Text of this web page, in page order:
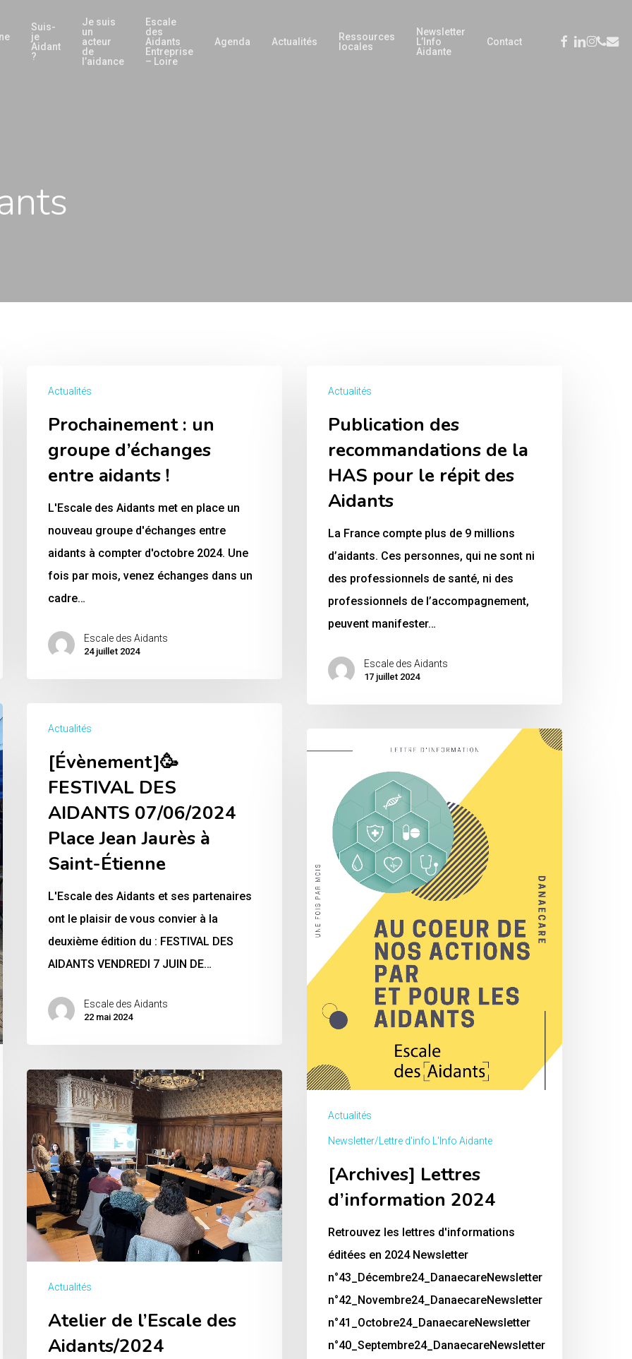
Suis-
je
Aidant
?
Je suis
un
acteur
de
l’aidance
Escale
des
Aidants
Entreprise
– Loire
Agenda Actualités
Ressources
locales
Newsletter
L’Info
Aidante
Contact facebook
linkedin
phoneemail
groupe
d’échanges
aidants
Actualités
Prochainement : un
groupe d’échanges
entre aidants !
L'Escale des Aidants met en place un
nouveau groupe d'échanges entre
aidants à compter d'octobre 2024. Une
fois par mois, venez échanges dans un
cadre…
Escale des Aidants
24 juillet 2024
recommandations
pour
répit
Aidants
Actualités
Publication des
recommandations de la
HAS pour le répit des
Aidants
La France compte plus de 9 millions
d’aidants. Ces personnes, qui ne sont ni
des professionnels de santé, ni des
professionnels de l’accompagnement,
peuvent manifester…
Escale des Aidants
17 juillet 2024
FESTIVAL
AIDANTS
Place
Jean
Jaurès
Saint-
Étienne
Actualités
[Évènement]🥳
FESTIVAL DES
AIDANTS 07/06/2024
Place Jean Jaurès à
Saint-Étienne
L'Escale des Aidants et ses partenaires
ont le plaisir de vous convier à la
deuxième édition du : FESTIVAL DES
AIDANTS VENDREDI 7 JUIN DE…
Escale des Aidants
22 mai 2024
d’information
Actualités
Newsletter/Lettre d'info L'Info Aidante
[Archives] Lettres
d’information 2024
Retrouvez les lettres d'informations
éditées en 2024 Newsletter
n°43_Décembre24_DanaecareNewsletter
n°42_Novembre24_DanaecareNewsletter
n°41_Octobre24_DanaecareNewsletter
n°40_Septembre24_DanaecareNewsletter
Atelier
de
l’Escale
des
Aidants/2024
Actualités
Atelier de l’Escale des
Aidants/2024